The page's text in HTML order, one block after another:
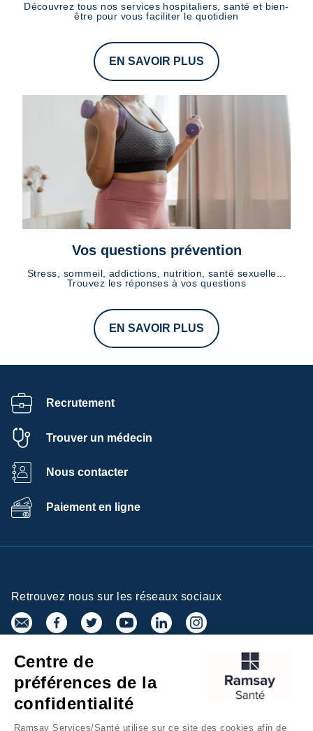
Découvrez tous nos services hospitaliers, santé et bien-
être pour vous faciliter le quotidien
EN SAVOIR PLUS
Vos questions prévention
Stress, sommeil, addictions, nutrition, santé sexuelle...
Trouvez les réponses à vos questions
EN SAVOIR PLUS
Recrutement
Trouver un médecin
Nous contacter
Paiement en ligne
Retrouvez nous sur les réseaux sociaux
Inscrivez-vous à la newsletter
Centre de
préférences de la
confidentialité
Ramsay Services/Santé utilise sur ce site des cookies afin de